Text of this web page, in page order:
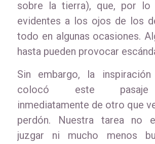
sobre la tierra), que, por lo
evidentes a los ojos de los
todo en algunas ocasiones.
hasta pueden provocar
Sin embargo, la
colocó este pasaje
inmediatamente de otro que
perdón. Nuestra tarea no
juzgar ni mucho menos